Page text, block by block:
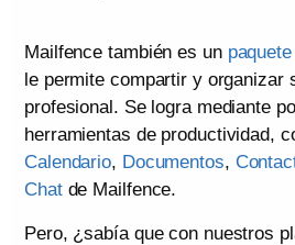
Mailfence también es un
le permite compartir y organizar
profesional. Se logra mediante
herramientas de productividad,
Calendario, Documentos,
Chatde Mailfence.
Pero, ¿sabía que con nuestros